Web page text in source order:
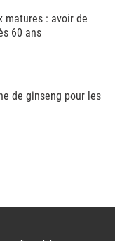
matures : avoir de
60 ans
de ginseng pour les